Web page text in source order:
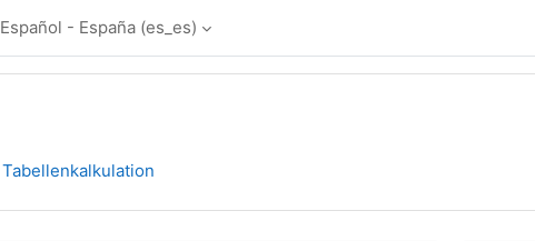
Español - España ‎(es_es)‎
Tabellenkalkulation